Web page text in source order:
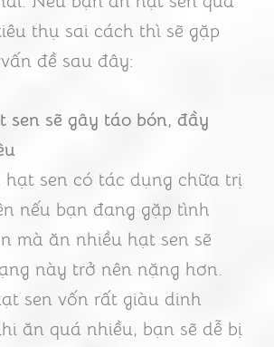
thụ sai cách thì sẽ gặp
đề sau đây:
sen sẽ gây táo bón, đầy
hạt sen có tác dụng chữa trị
nếu bạn đang gặp tình
mà ăn nhiều hạt sen sẽ
này trở nên nặng hơn.
sen vốn rất giàu dinh
ăn quá nhiều, bạn sẽ dễ bị